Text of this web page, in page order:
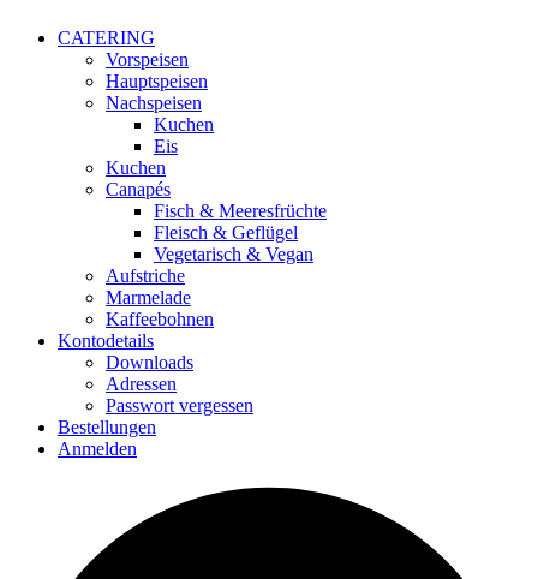
CATERING
Vorspeisen
Hauptspeisen
Nachspeisen
Kuchen
Eis
Kuchen
Canapés
Fisch & Meeresfrüchte
Fleisch & Geflügel
Vegetarisch & Vegan
Aufstriche
Marmelade
Kaffeebohnen
Kontodetails
Downloads
Adressen
Passwort vergessen
Bestellungen
Anmelden